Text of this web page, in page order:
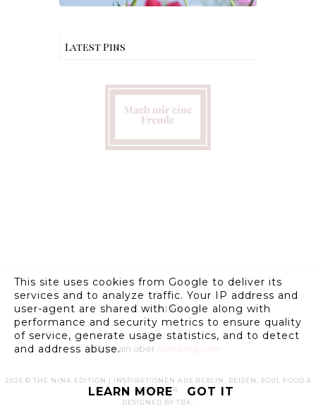
Latest Pins
Credits
Domain über Kleidung.com
2026 © THE NINA EDITION | INSPIRATIONEN AUS BERLIN, REISEN, SOUL FOOD &
INTERIEUR
DESIGNED BY TBK
This site uses cookies from Google to deliver its
services and to analyze traffic. Your IP address and
user-agent are shared with Google along with
performance and security metrics to ensure quality
of service, generate usage statistics, and to detect
and address abuse.
LEARN MORE GOT IT